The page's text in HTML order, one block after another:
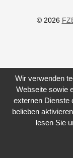
© 2026
Wir verwenden
Webseite sowie
externen Dienste
belieben
lesen Sie